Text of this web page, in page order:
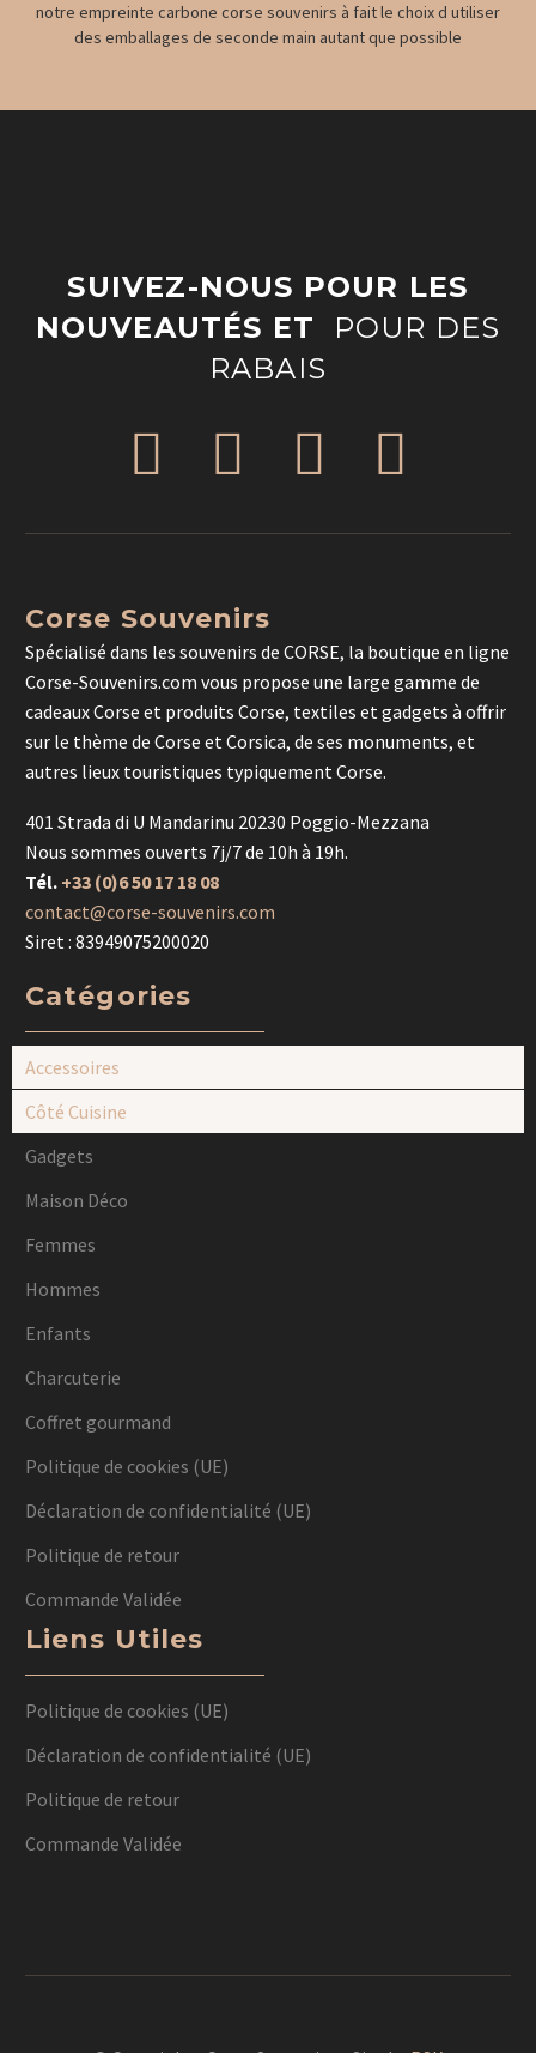
notre empreinte carbone corse souvenirs à fait le choix d utiliser
des emballages de seconde main autant que possible
SUIVEZ-NOUS POUR LES
NOUVEAUTÉS ET
POUR DES
RABAIS
Corse Souvenirs
Spécialisé dans les souvenirs de CORSE, la boutique en ligne
Corse-Souvenirs.com vous propose une large gamme de
cadeaux Corse et produits Corse, textiles et gadgets à offrir
sur le thème de Corse et Corsica, de ses monuments, et
autres lieux touristiques typiquement Corse.
401 Strada di U Mandarinu 20230 Poggio-Mezzana
Nous sommes ouverts 7j/7 de 10h à 19h.
Tél. +33 (0)6 50 17 18 08
contact@corse-souvenirs.com
Siret : 83949075200020
Catégories
Accessoires
Côté Cuisine
Gadgets
Maison Déco
Femmes
Hommes
Enfants
Charcuterie
Coffret gourmand
Politique de cookies (UE)
Déclaration de confidentialité (UE)
Politique de retour
Commande Validée
Liens Utiles
Politique de cookies (UE)
Déclaration de confidentialité (UE)
Politique de retour
Commande Validée